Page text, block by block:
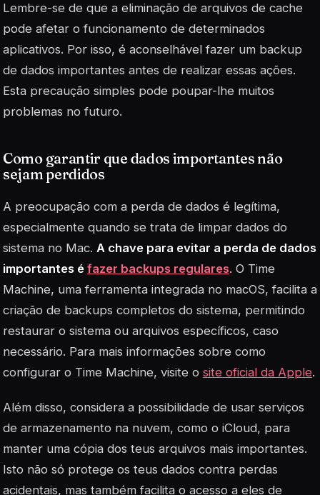
Lembre-se de que a eliminação de arquivos de cache
pode afetar o funcionamento de determinados
aplicativos. Por isso, é aconselhável fazer um backup
de dados importantes antes de realizar essas ações.
Esta precaução simples pode poupar-lhe muitos
problemas no futuro.
Como garantir que dados importantes não
sejam perdidos
A preocupação com a perda de dados é legítima,
especialmente quando se trata de limpar dados do
sistema no Mac. A chave para evitar a perda de dados
importantes é fazer backups regulares. O Time
Machine, uma ferramenta integrada no macOS, facilita a
criação de backups completos do sistema, permitindo
restaurar o sistema ou arquivos específicos, caso
necessário. Para mais informações sobre como
configurar o Time Machine, visite o site oficial da Apple.
Além disso, considera a possibilidade de usar serviços
de armazenamento na nuvem, como o iCloud, para
manter uma cópia dos teus arquivos mais importantes.
Isto não só protege os teus dados contra perdas
acidentais, mas também facilita o acesso a eles de